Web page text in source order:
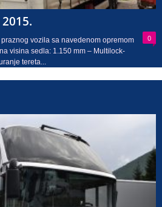
0
praznog vozila sa navedenom opremom
visina sedla: 1.150 mm – Multilock-
tereta...